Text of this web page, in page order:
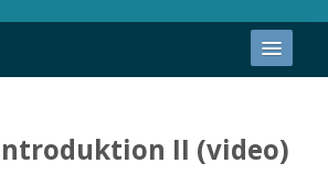
II (video)